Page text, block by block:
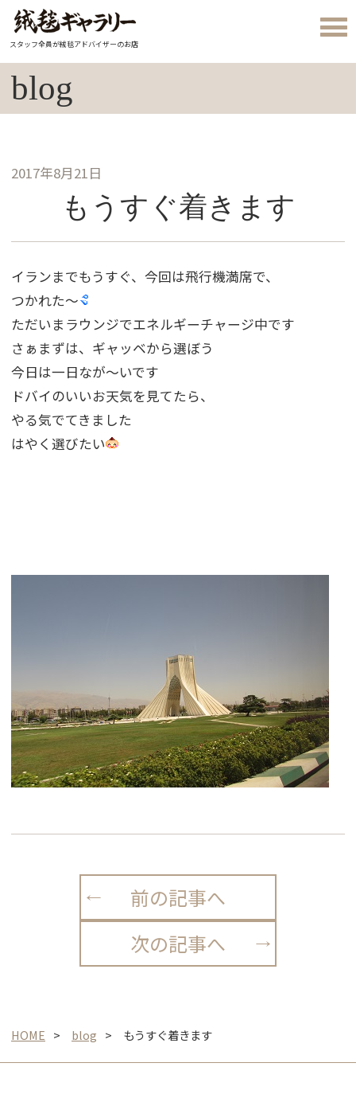
スタッフ全員が絨毯アドバイザーのお店
blog
2017年8月21日
もうすぐ着きます
イランまでもうすぐ、今回は飛行機満席で、
つかれた〜
ただいまラウンジでエネルギーチャージ中です
さぁまずは、ギャッベから選ぼう
今日は一日なが〜いです
ドバイのいいお天気を見てたら、
やる気でてきました
はやく選びたい
前の記事へ
次の記事へ
HOME blog もうすぐ着きます